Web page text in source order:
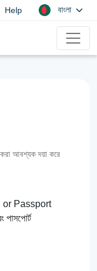
Help বাংলা
আবশ্যক দয়া করে
or Passport
পাসপোর্ট